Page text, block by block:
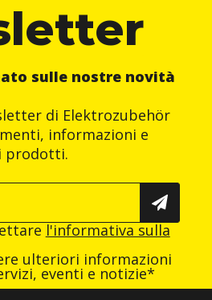
sulle nostre novità
di Elektrozubehör
informazioni e
prodotti.
l'informativa sulla
ulteriori informazioni
eventi e notizie*